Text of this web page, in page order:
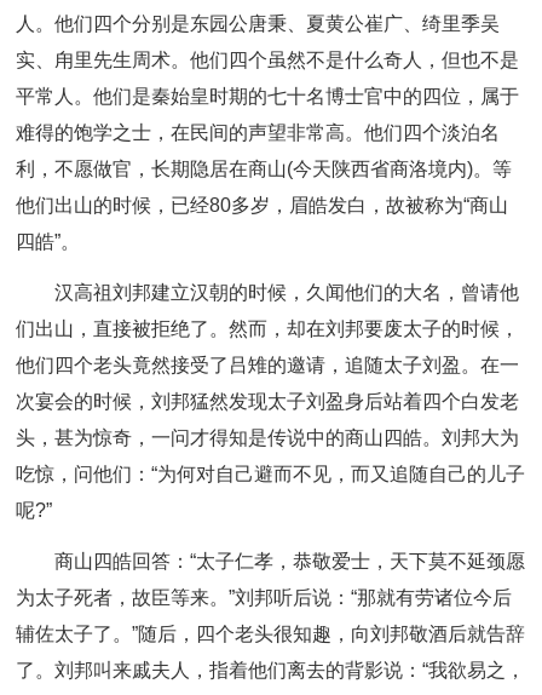
人。他们四个分别是东园公唐秉、夏黄公崔广、绮里季吴
实、甪里先生周术。他们四个虽然不是什么奇人，但也不是
平常人。他们是秦始皇时期的七十名博士官中的四位，属于
难得的饱学之士，在民间的声望非常高。他们四个淡泊名
利，不愿做官，长期隐居在商山(今天陕西省商洛境内)。等
他们出山的时候，已经80多岁，眉皓发白，故被称为“商山
四皓”。
汉高祖刘邦建立汉朝的时候，久闻他们的大名，曾请他
们出山，直接被拒绝了。然而，却在刘邦要废太子的时候，
他们四个老头竟然接受了吕雉的邀请，追随太子刘盈。在一
次宴会的时候，刘邦猛然发现太子刘盈身后站着四个白发老
头，甚为惊奇，一问才得知是传说中的商山四皓。刘邦大为
吃惊，问他们：“为何对自己避而不见，而又追随自己的儿子
呢?”
商山四皓回答：“太子仁孝，恭敬爱士，天下莫不延颈愿
为太子死者，故臣等来。”刘邦听后说：“那就有劳诸位今后
辅佐太子了。”随后，四个老头很知趣，向刘邦敬酒后就告辞
了。刘邦叫来戚夫人，指着他们离去的背影说：“我欲易之，